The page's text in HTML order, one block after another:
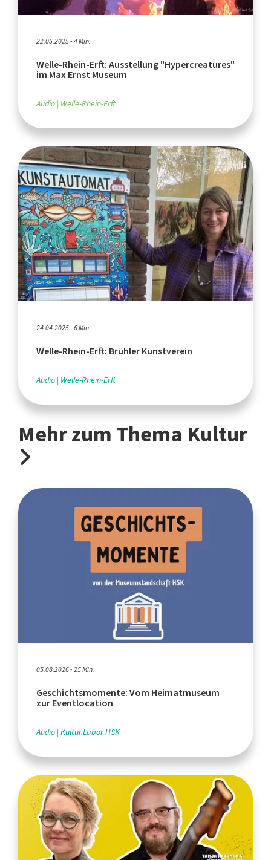
22.05.2025 - 4 Min.
Welle-Rhein-Erft: Ausstellung "Hypercreatures"
im Max Ernst Museum
Audio Welle-Rhein-Erft
24.04.2025 - 6 Min.
Welle-Rhein-Erft: Brühler Kunstverein
Audio Welle-Rhein-Erft
Mehr zum Thema Kultur
05.08.2026 - 25 Min.
Geschichtsmomente: Vom Heimatmuseum
zur Eventlocation
Audio Kultur.Labor HSK